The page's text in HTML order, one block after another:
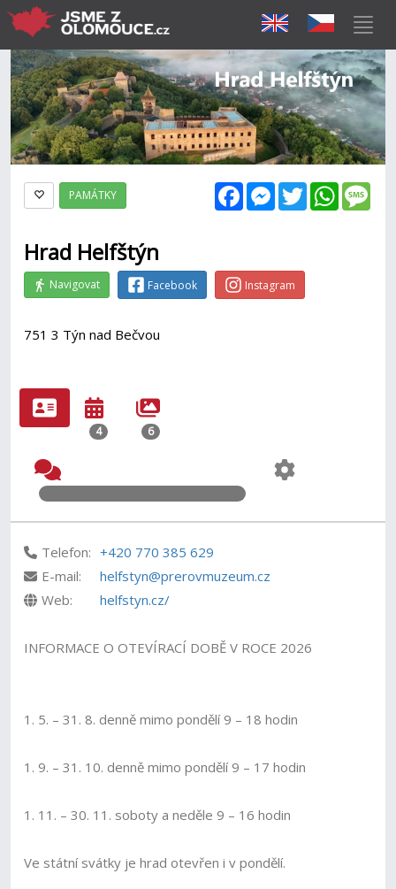
FacebookMessenger
Twitter
PAMÁTKY
Hrad Helfštýn
Navigovat Facebook Instagram
751 3 Týn nad Bečvou
4 6
Telefon: +420 770 385 629
E-mail:
helfstyn@prerovmuzeum.cz
Web:
helfstyn.cz/
INFORMACE O OTEVÍRACÍ DOBĚ V ROCE 2026
1. 5. – 31. 8. denně mimo pondělí 9 – 18 hodin
1. 9. – 31. 10. denně mimo pondělí 9 – 17 hodin
1. 11. – 30. 11. soboty a neděle 9 – 16 hodin
Ve státní svátky je hrad otevřen i v pondělí.